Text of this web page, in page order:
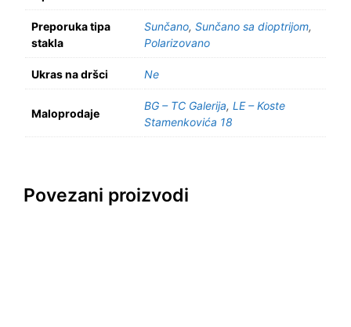
Preporuka tipa
stakla
Sunčano, Sunčano sa dioptrijom,
Polarizovano
Ukras na dršci Ne
Maloprodaje
BG – TC Galerija, LE – Koste
Stamenkovića 18
Povezani proizvodi